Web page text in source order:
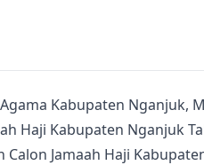
Kabupaten Nganjuk,
Haji Kabupaten Nganjuk
Jamaah Haji